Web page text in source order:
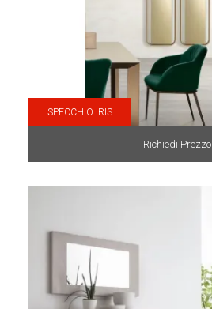
SPECCHIO IRIS
Richiedi Prezzo